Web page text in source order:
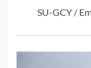
SU-GCY /